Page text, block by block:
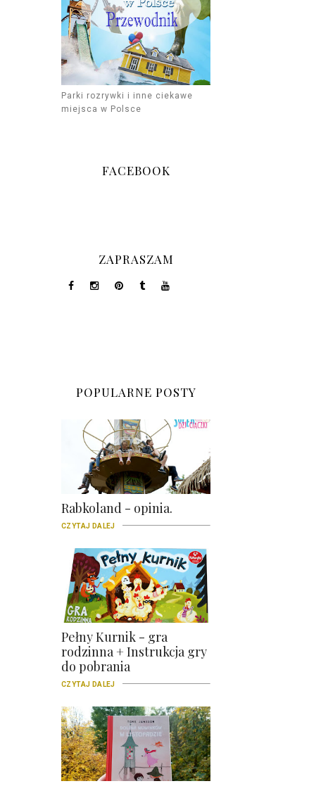
Parki rozrywki i inne ciekawe
miejsca w Polsce
FACEBOOK
ZAPRASZAM
POPULARNE POSTY
Rabkoland - opinia.
CZYTAJ DALEJ
Pełny Kurnik - gra
rodzinna + Instrukcja gry
do pobrania
CZYTAJ DALEJ